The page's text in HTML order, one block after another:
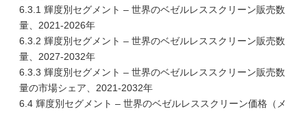
6.3.1 輝度別セグメント – 世界のベゼルレススクリーン販売数
量、2021-2026年
6.3.2 輝度別セグメント – 世界のベゼルレススクリーン販売数
量、2027-2032年
6.3.3 輝度別セグメント – 世界のベゼルレススクリーン販売数
量の市場シェア、2021-2032年
6.4 輝度別セグメント – 世界のベゼルレススクリーン価格（メ